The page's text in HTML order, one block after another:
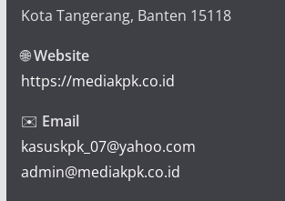
Kota Tangerang, Banten 15118
🌐Website
https://mediakpk.co.id
✉️ Email
kasuskpk_07@yahoo.com
admin@mediakpk.co.id